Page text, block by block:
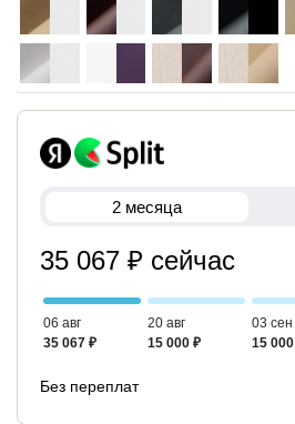
2 месяца
35 067 ₽ сейчас
06 авг
35 067 ₽
20 авг
15 000 ₽
03 сен
15
Без переплат